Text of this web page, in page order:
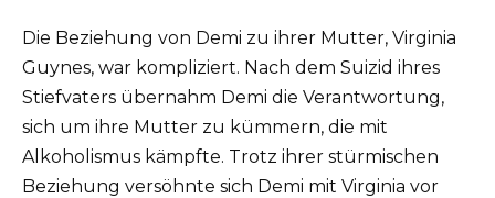
Die Beziehung von Demi zu ihrer Mutter, Virginia
Guynes, war kompliziert. Nach dem Suizid ihres
Stiefvaters übernahm Demi die Verantwortung,
sich um ihre Mutter zu kümmern, die mit
Alkoholismus kämpfte. Trotz ihrer stürmischen
Beziehung versöhnte sich Demi mit Virginia vor